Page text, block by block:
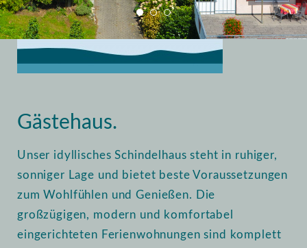
Gästehaus.
Unser idyllisches Schindelhaus steht in ruhiger,
sonniger Lage und bietet beste Voraussetzungen
zum Wohlfühlen und Genießen. Die
großzügigen, modern und komfortabel
eingerichteten Ferienwohnungen sind komplett